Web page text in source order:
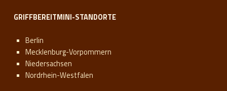
GRIFFBEREITMINI-STANDORTE
Berlin
Mecklenburg-Vorpommern
Niedersachsen
Nordrhein-Westfalen